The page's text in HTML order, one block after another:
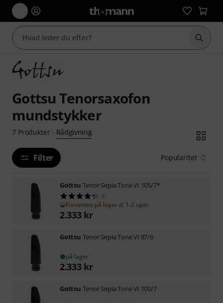
Start
Gottsu Tenorsaxofon
mundstykker
7 Produkter· Rådgivning
Filter Popularitet
Gottsu Tenor Sepia Tone VI 105/7*
3
Forventes på lager d. 1-2 uger
2.333 kr
Gottsu Tenor Sepia Tone VI 87/6
på lager
2.333 kr
Gottsu Tenor Sepia Tone VI 100/7